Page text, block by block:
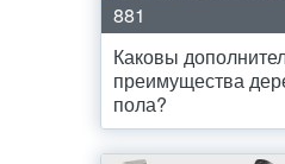
881
Каковы
преимущества
пола?